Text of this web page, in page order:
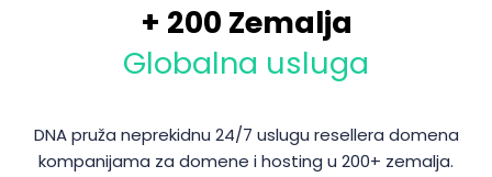
+ 200 Zemalja
Globalna usluga
DNA pruža neprekidnu 24/7 uslugu resellera domena
kompanijama za domene i hosting u 200+ zemalja.